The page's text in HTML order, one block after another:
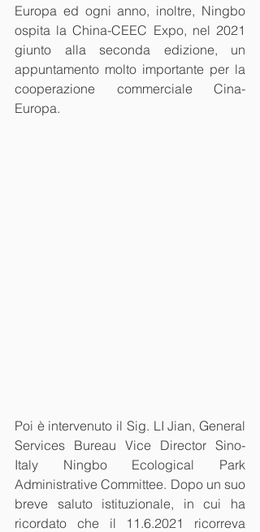
Europa ed ogni anno, inoltre, Ningbo
ospita la China-CEEC Expo, nel 2021
giunto alla seconda edizione, un
appuntamento molto importante per la
cooperazione commerciale Cina-
Europa.
Poi è intervenuto il Sig. LI Jian, General
Services Bureau Vice Director Sino-
Italy Ningbo Ecological Park
Administrative Committee. Dopo un suo
breve saluto istituzionale, in cui ha
ricordato che il 11.6.2021 ricorreva